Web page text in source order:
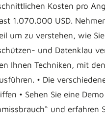
Kosten pro
1.070.000 USD.
um zu verstehen, wie
und Datenklau
Ihnen Techniken, mit
• Die
• Sehen Sie eine
und erfahren